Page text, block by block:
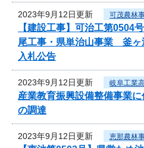
2023年9月12日更新 可茂農林
【建設工事】可治工第
尾工事・県単治山事業 釜ヶ
入札公告
2023年9月12日更新 岐阜工業
産業教育振興設備整備事業
の調達
2023年9月12日更新 恵那農林